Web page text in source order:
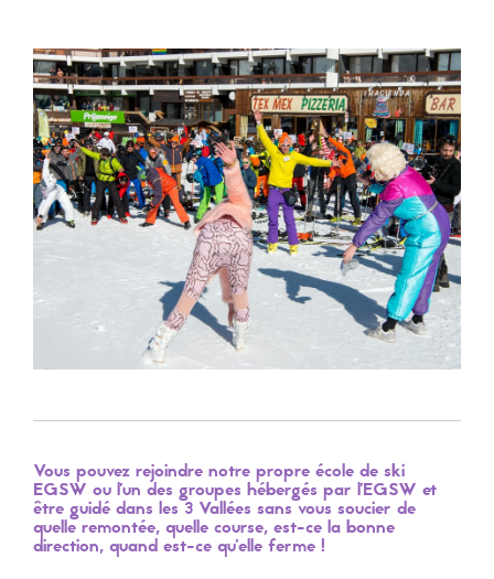
Vous pouvez rejoindre notre propre école de ski
EGSW ou l'un des groupes hébergés par l'EGSW et
être guidé dans les 3 Vallées sans vous soucier de
quelle remontée, quelle course, est-ce la bonne
direction, quand est-ce qu'elle ferme !